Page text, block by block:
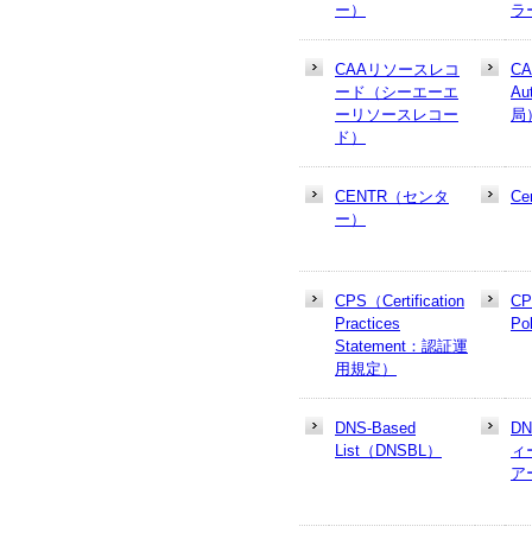
ー）
ラ
CAAリソースレコ
ード（シーエーエ
ーリソースレコー
ド）
局
CENTR（センタ
ー）
CPS（Certification
Practices
Statement：認証運
用規定）
DNS-Based
List（DNSBL）
ィ
ア